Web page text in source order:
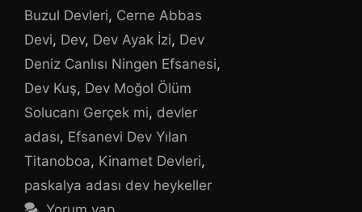
Buzul Devleri, Cerne Abbas
Devi, Dev, Dev Ayak İzi, Dev
Deniz Canlısı Ningen Efsanesi,
Dev Kuş, Dev Moğol Ölüm
Solucanı Gerçek mi, devler
adası, Efsanevi Dev Yılan
Titanoboa, Kinamet Devleri,
paskalya adası dev heykeller